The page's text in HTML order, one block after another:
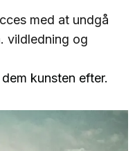
med at undgå
vildledning og
kunsten efter.